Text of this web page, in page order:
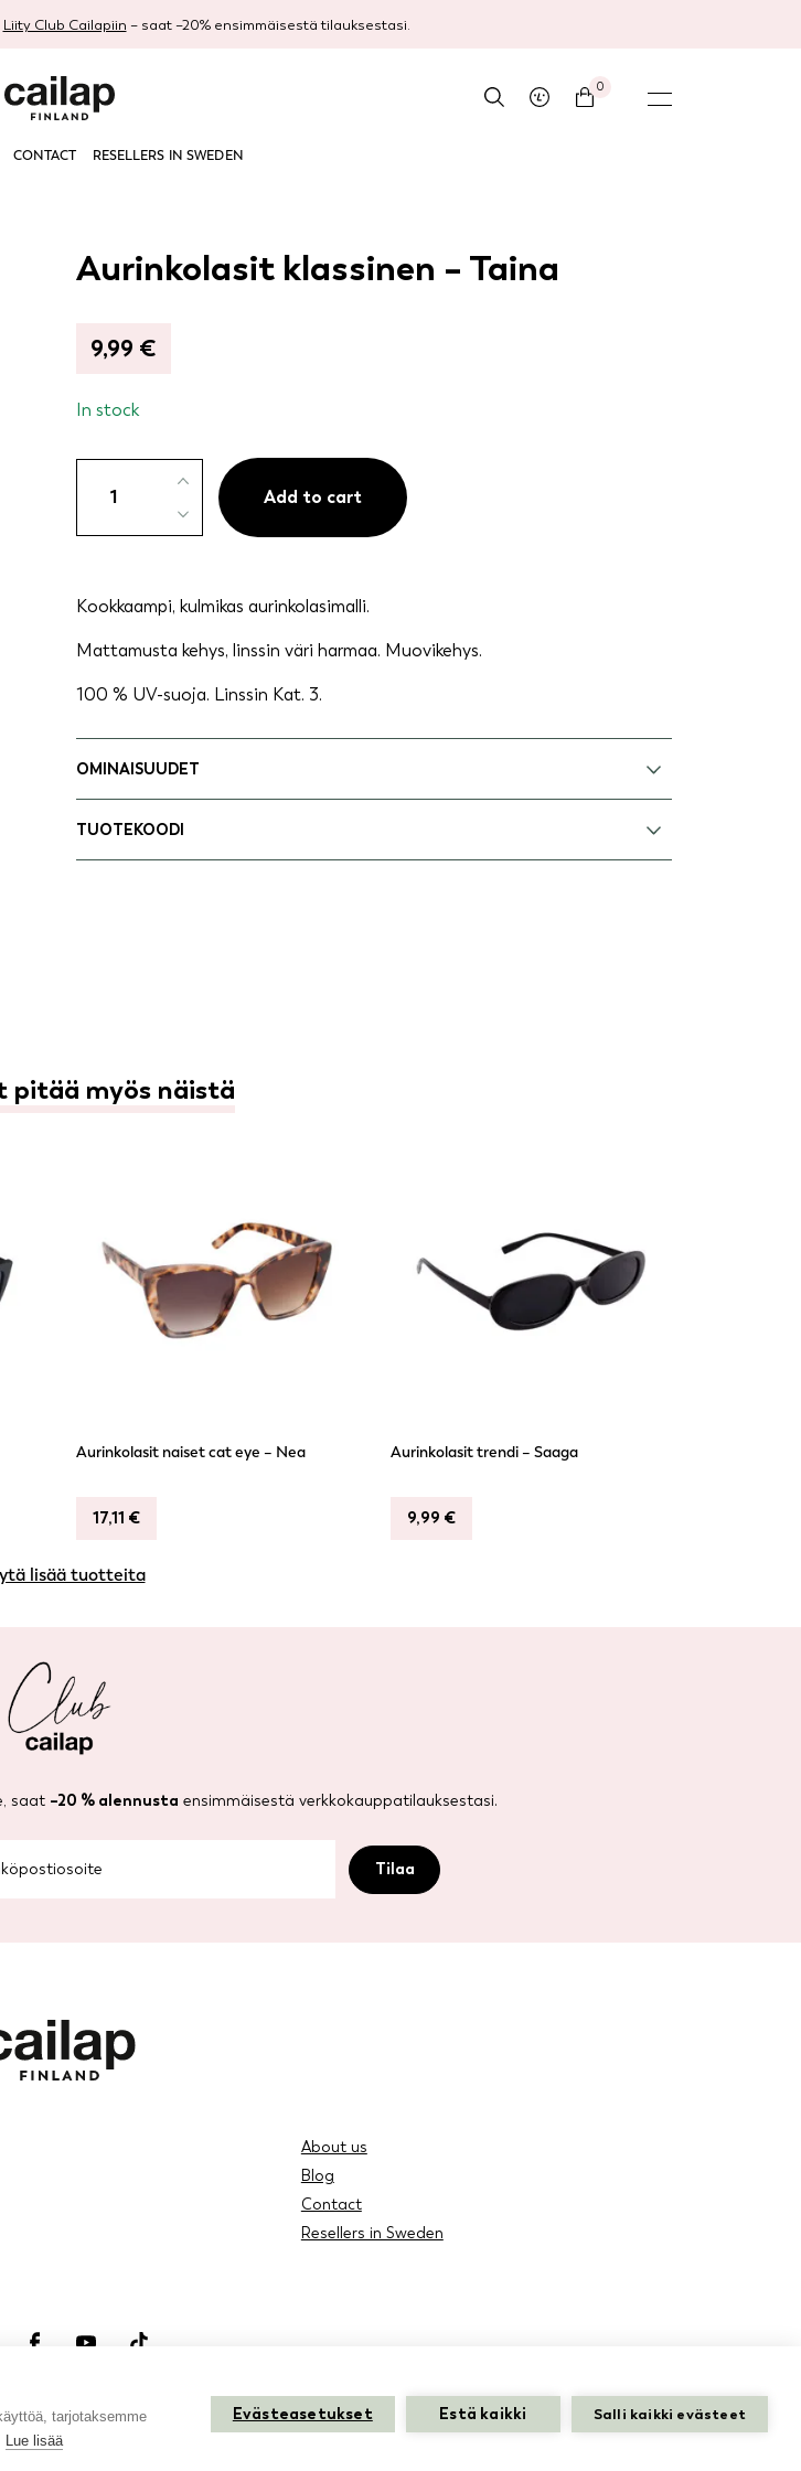
Liity Club Cailapiin – saat –20% ensimmäisestä tilauksestasi.
0
CONTACT RESELLERS IN SWEDEN
Aurinkolasit klassinen – Taina
9,99 €
In stock
klassinen
Add to cart
Kookkaampi, kulmikas aurinkolasimalli.
Mattamusta kehys, linssin väri harmaa. Muovikehys.
100 % UV-suoja. Linssin Kat. 3.
OMINAISUUDET
TUOTEKOODI
pitää myös näistä
Aurinkolasit naiset cat eye – Nea
17,11 €
Aurinkolasit trendi – Saaga
9,99 €
lisää tuotteita
saat –20 % alennusta ensimmäisestä verkkokauppatilauksestasi.
About us
Blog
Contact
Resellers in Sweden
FacebookYoutubeTikTok
suomalaista perheyritystä!
tarjotaksemme
Lue lisää
Evästeasetukset Estä kaikki Salli kaikki evästeet